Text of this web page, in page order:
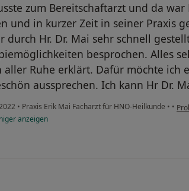
zum Bereitschaftarzt und da
und in kurzer Zeit in seiner Praxis
durch Hr. Dr. Mai sehr schnell
besprochen. Alles
aller Ruhe erklärt. Dafür möchte ich
aussprechen. Ich kann Hr Dr.
• Praxis Erik Mai Facharzt für HNO-Heilkunde • •
anzeigen